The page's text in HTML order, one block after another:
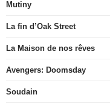
Mutiny
La fin d’Oak Street
La Maison de nos rêves
Avengers: Doomsday
Soudain